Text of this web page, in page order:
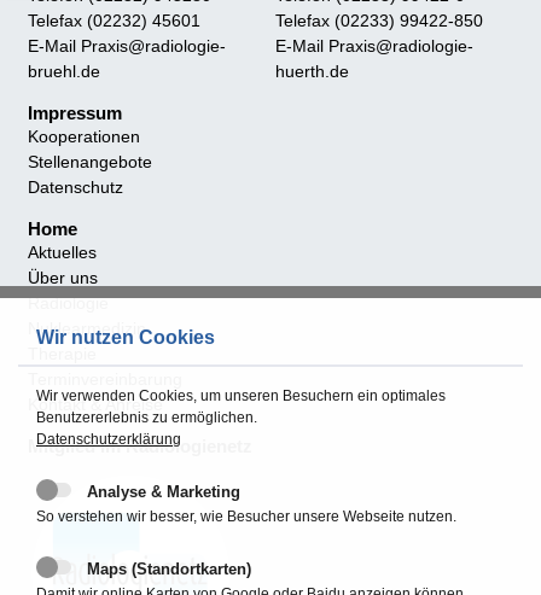
Telefax (02232) 45601
E-Mail Praxis@radiologie-
bruehl.de
Impressum
Kooperationen
Stellenangebote
Datenschutz
Telefax (02233) 99422-850
E-Mail Praxis@radiologie-
huerth.de
Home
Aktuelles
Über uns
Radiologie
Nuklearmedizin
Kontakt & Anreise
Mitglied im Radiologienetz
Wir nutzen Cookies
Wir verwenden Cookies, um unseren Besuchern ein optimales
Benutzererlebnis zu ermöglichen.
Datenschutzerklärung
Analyse & Marketing
So verstehen wir besser, wie Besucher unsere Webseite nutzen.
Maps (Standortkarten)